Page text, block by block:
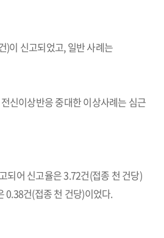
이 신고되었고, 일반 사례는
신이상반응 중대한 이상사례는 심근
되어 신고율은 3.72건(접종 천 건당)
0.38건(접종 천 건당)이었다.